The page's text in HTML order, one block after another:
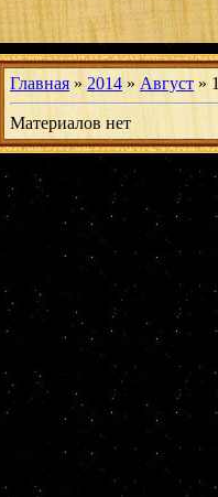
Главная » 2014 » Август »
Материалов нет